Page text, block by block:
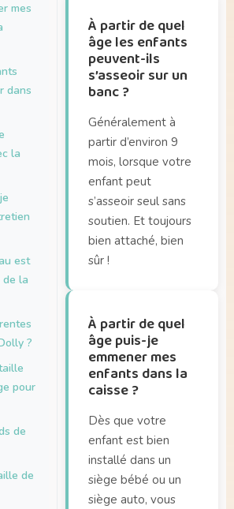
mes
dans
la
est
la
?
pour
de
de
À partir de quel
âge les enfants
peuvent-ils
s’asseoir sur un
banc ?
Généralement à
partir d’environ 9
mois, lorsque votre
enfant peut
s’asseoir seul sans
soutien. Et toujours
bien attaché, bien
sûr !
À partir de quel
âge puis-je
emmener mes
enfants dans la
caisse ?
Dès que votre
enfant est bien
installé dans un
siège bébé ou un
siège auto, vous